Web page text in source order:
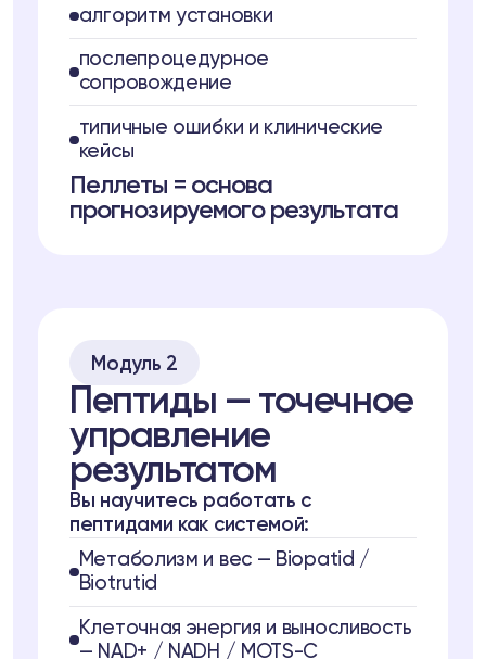
алгоритм установки
послепроцедурное
сопровождение
типичные ошибки и клинические
кейсы
Пеллеты = основа
прогнозируемого результата
Модуль 2
Пептиды — точечное
управление
результатом
Вы научитесь работать с
пептидами как системой:
Метаболизм и вес — Biopatid /
Biotrutid
Клеточная энергия и выносливость
— NAD+ / NADH / MOTS-C